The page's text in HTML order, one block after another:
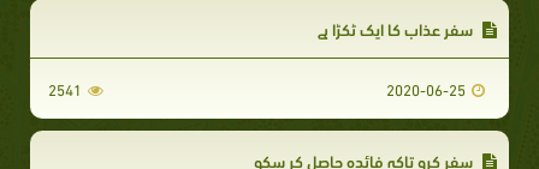
سفر عذاب کا ایک ٹکڑا ہے
2020-06-25
2541
سفر کرو تاکہ فائدہ حاصل کر سکو